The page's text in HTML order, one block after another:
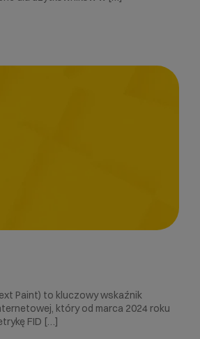
Paint) to kluczowy wskaźnik
który od marca 2024 roku
FID […]